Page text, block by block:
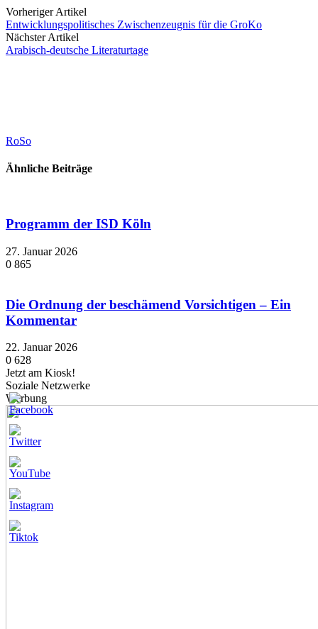
Vorheriger Artikel
Entwicklungspolitisches Zwischenzeugnis für die GroKo
Nächster Artikel
Arabisch-deutsche Literaturtage
RoSo
Ähnliche Beiträge
Programm der ISD Köln
27. Januar 2026
0 865
Die Ordnung der beschämend Vorsichtigen – Ein
Kommentar
22. Januar 2026
0 628
Jetzt am Kiosk!
Soziale Netzwerke
Werbung